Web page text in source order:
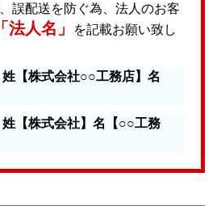
誤配送を防ぐ為、法人のお客
法人名」
を記載お願い致し
【株式会社○○工務店】名
【株式会社】名【○○工務